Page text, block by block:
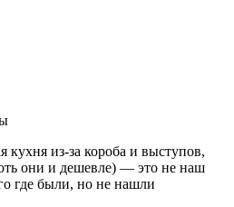
кухня из-за короба и выступов,
они и дешевле) — это не наш
где были, но не нашли